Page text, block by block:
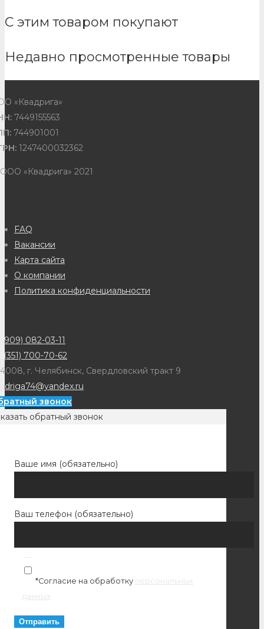
С этим товаром покупают
Недавно просмотренные товары
«Квадрига»
7449155563
744901001
1247400032362
«Квадрига» 2021
FAQ
Вакансии
Карта сайта
О компании
Политика конфиденциальности
082-03-11
(351) 700-70-62
г. Челябинск, Свердловский тракт 9
звонок
обратный звонок
Ваше имя (обязательно)
Ваш телефон (обязательно)
*Согласие на обработку персональных
данных